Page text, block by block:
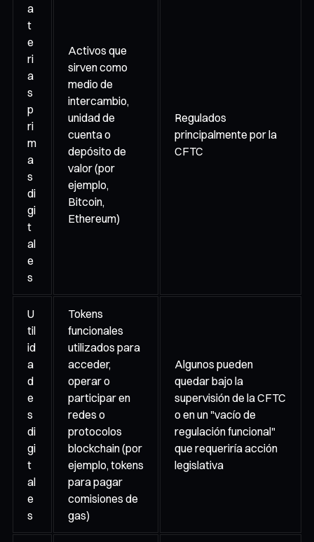
a
t
e
ri
a
s
p
ri
m
a
s
di
gi
t
al
e
s
Activos que
sirven como
medio de
intercambio,
unidad de
cuenta o
depósito de
valor (por
ejemplo,
Bitcoin,
Ethereum)
Regulados
principalmente por la
CFTC
U
til
id
a
d
e
s
di
gi
t
al
e
s
Tokens
funcionales
utilizados para
acceder,
operar o
participar en
redes o
protocolos
blockchain (por
ejemplo, tokens
para pagar
comisiones de
gas)
Algunos pueden
quedar bajo la
supervisión de la CFTC
o en un "vacío de
regulación funcional"
que requeriría acción
legislativa